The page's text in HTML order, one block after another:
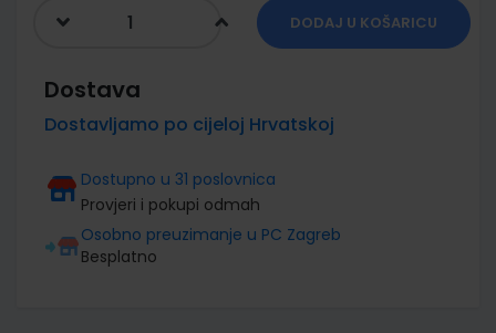
DODAJ U KOŠARICU
Dostava
Dostavljamo po cijeloj Hrvatskoj
Dostupno u 31 poslovnica
Provjeri i pokupi odmah
Osobno preuzimanje u PC Zagreb
Besplatno